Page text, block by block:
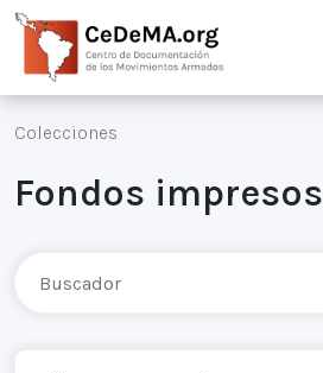
Colecciones
Fondos impresos